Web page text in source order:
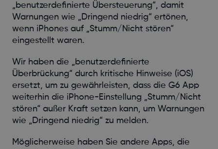
„benutzerdefinierte Übersteuerung“, damit
Warnungen wie „Dringend niedrig“ ertönen,
wenn iPhones auf „Stumm/Nicht stören“
eingestellt waren.
Wir haben die „benutzerdefinierte
Überbrückung“ durch kritische Hinweise (iOS)
ersetzt, um zu gewährleisten, dass die G6 App
weiterhin die iPhone-Einstellung „Stumm/Nicht
stören“ außer Kraft setzen kann, um Warnungen
wie „Dringend niedrig“ zu melden.
Möglicherweise haben Sie andere Apps, die